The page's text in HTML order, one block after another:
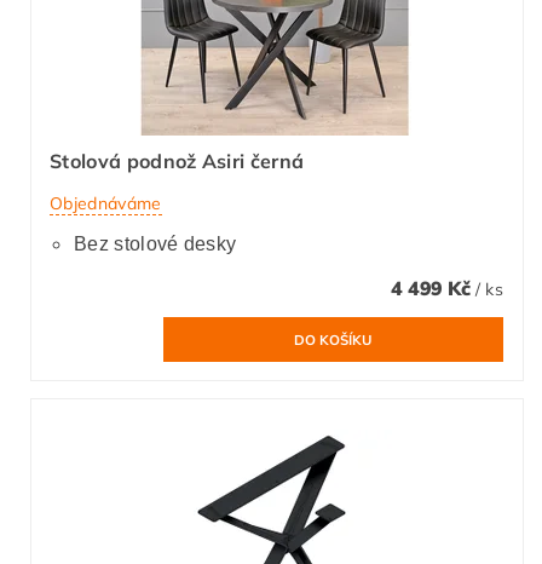
Stolová podnož Asiri černá
Objednáváme
Bez stolové desky
4 499 Kč / ks